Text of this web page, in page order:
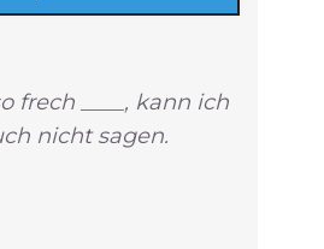
frech ____, kann ich
nicht sagen.